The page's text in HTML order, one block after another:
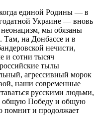
единой Родины — в
Украине — вновь
мы обязаны
Там, на Донбассе и в
нечисти,
и сотни тысяч
тылы
агрессивный морок
наши современные
русскими людьми,
общую Победу и общую
помнит и продолжает